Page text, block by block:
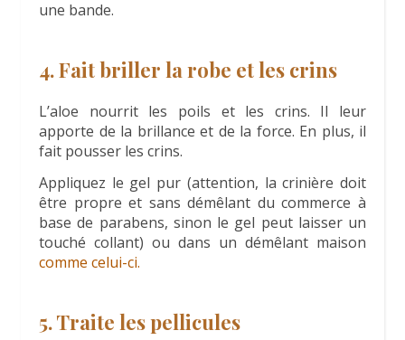
une bande.
4. Fait briller la robe et les crins
L’aloe nourrit les poils et les crins. Il leur
apporte de la brillance et de la force. En plus, il
fait pousser les crins.
Appliquez le gel pur (attention, la crinière doit
être propre et sans démêlant du commerce à
base de parabens, sinon le gel peut laisser un
touché collant) ou dans un démêlant maison
comme celui-ci.
5. Traite les pellicules